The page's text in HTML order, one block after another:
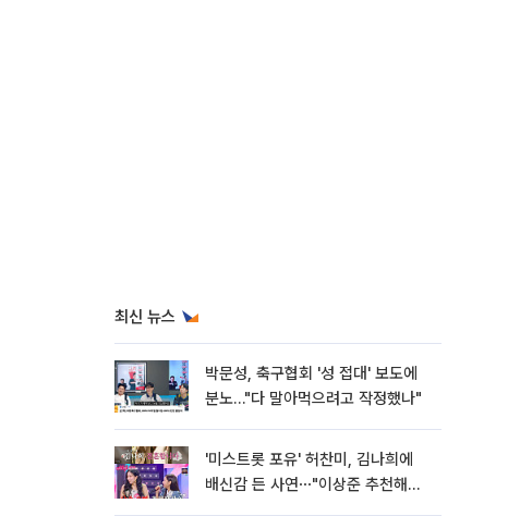
최신 뉴스
박문성, 축구협회 '성 접대' 보도에
분노…"다 말아먹으려고 작정했나"
'미스트롯 포유' 허찬미, 김나희에
배신감 든 사연⋯"이상준 추천해주